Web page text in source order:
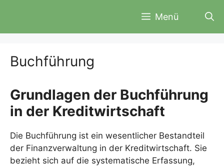
Menü
Buchführung
Grundlagen der Buchführung
in der Kreditwirtschaft
Die Buchführung ist ein wesentlicher Bestandteil
der Finanzverwaltung in der Kreditwirtschaft. Sie
bezieht sich auf die systematische Erfassung,